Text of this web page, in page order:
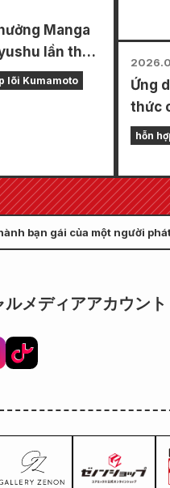
Manga
lần thứ
lõi Kumamoto
Ứng
thức
sẽ ra
trí
"Cập
hỗn
bạn gái của một người
được tổ chức
メディアアカウント